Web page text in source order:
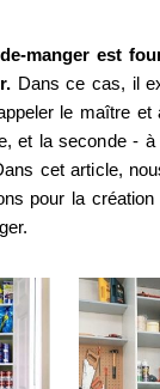
manger est
Dans ce cas, il
le maître et
et la seconde -
cet article,
pour la création